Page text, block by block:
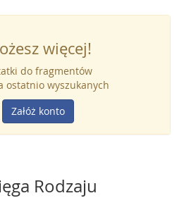
więcej!
do fragmentów
ostatnio wyszukanych
Załóż konto
Rodzaju